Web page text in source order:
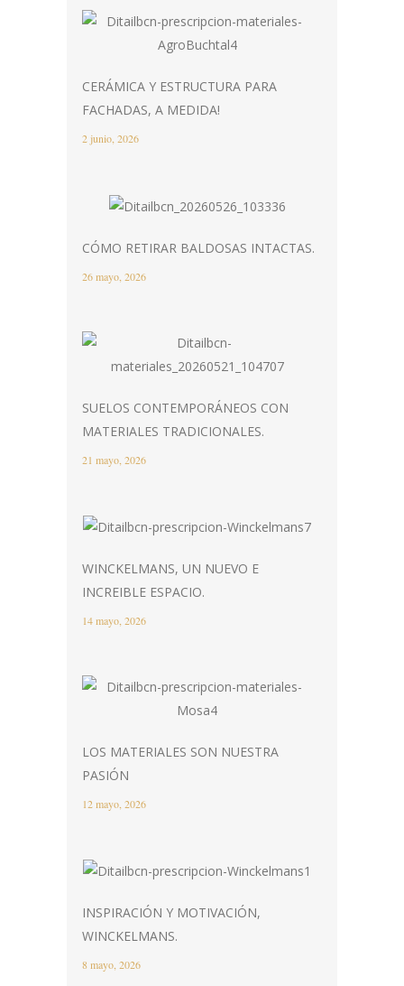
CERÁMICA Y ESTRUCTURA PARA
FACHADAS, A MEDIDA!
2 junio, 2026
CÓMO RETIRAR BALDOSAS INTACTAS.
26 mayo, 2026
SUELOS CONTEMPORÁNEOS CON
MATERIALES TRADICIONALES.
21 mayo, 2026
WINCKELMANS, UN NUEVO E
INCREIBLE ESPACIO.
14 mayo, 2026
LOS MATERIALES SON NUESTRA
PASIÓN
12 mayo, 2026
INSPIRACIÓN Y MOTIVACIÓN,
WINCKELMANS.
8 mayo, 2026